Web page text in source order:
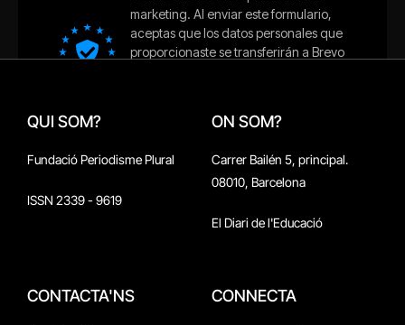
QUI SOM?
Fundació Periodisme Plural
ISSN 2339 - 9619
ON SOM?
Carrer Bailén 5, principal.
08010, Barcelona
El Diari de l'Educació
CONTACTA'NS CONNECTA